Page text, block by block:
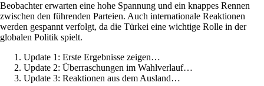
Beobachter erwarten eine hohe Spannung und ein knappes Rennen
zwischen den führenden Parteien. Auch internationale Reaktionen
werden gespannt verfolgt, da die Türkei eine wichtige Rolle in der
globalen Politik spielt.
Update 1: Erste Ergebnisse zeigen…
Update 2: Überraschungen im Wahlverlauf…
Update 3: Reaktionen aus dem Ausland…